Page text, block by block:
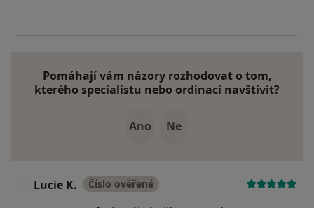
Pomáhají vám názory rozhodovat o tom,
kterého specialistu nebo ordinaci navštívit?
Ano Ne
Lucie K. Číslo ověřené